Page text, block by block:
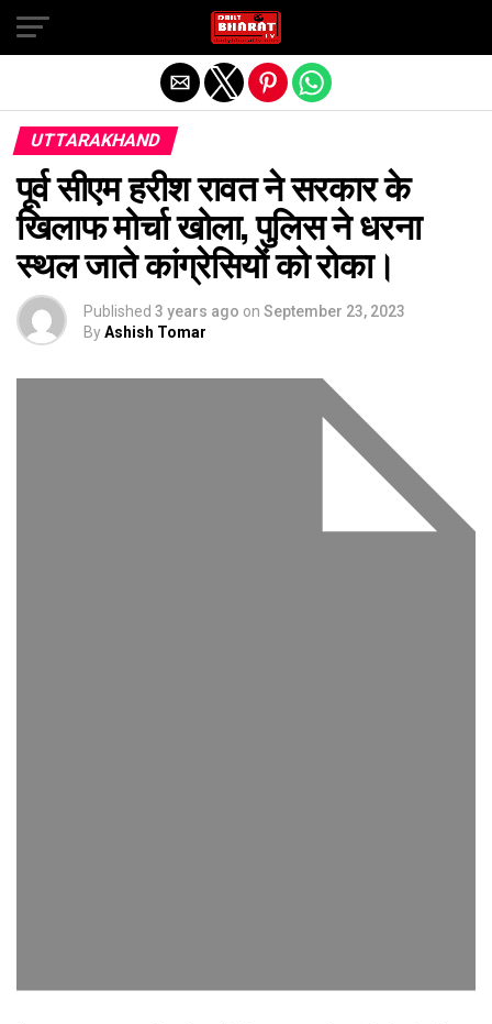
UTTARAKHAND
पूर्व सीएम हरीश रावत ने सरकार के
खिलाफ मोर्चा खोला, पुलिस ने धरना
स्थल जाते कांग्रेसियों को रोका।
Published 3 years ago on September 23, 2023
ByAshish Tomar
Exit mobile version